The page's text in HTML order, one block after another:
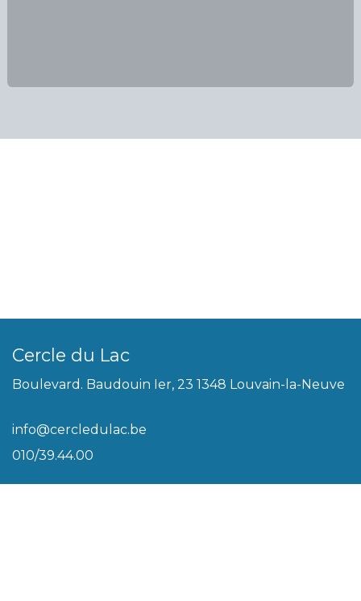
Cercle du Lac
Boulevard. Baudouin Ier, 23 1348 Louvain-la-Neuve
info@cercledulac.be
010/39.44.00